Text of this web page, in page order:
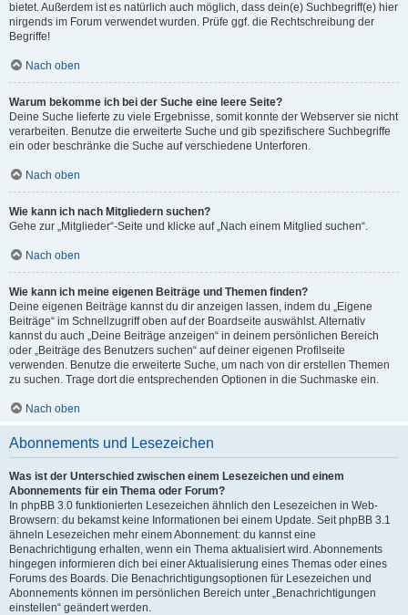
bietet. Außerdem ist es natürlich auch möglich, dass dein(e) Suchbegriff(e) hier
nirgends im Forum verwendet wurden. Prüfe ggf. die Rechtschreibung der
Begriffe!
Nach oben
Warum bekomme ich bei der Suche eine leere Seite?
Deine Suche lieferte zu viele Ergebnisse, somit konnte der Webserver sie nicht
verarbeiten. Benutze die erweiterte Suche und gib spezifischere Suchbegriffe
ein oder beschränke die Suche auf verschiedene Unterforen.
Nach oben
Wie kann ich nach Mitgliedern suchen?
Gehe zur „Mitglieder“-Seite und klicke auf „Nach einem Mitglied suchen“.
Nach oben
Wie kann ich meine eigenen Beiträge und Themen finden?
Deine eigenen Beiträge kannst du dir anzeigen lassen, indem du „Eigene
Beiträge“ im Schnellzugriff oben auf der Boardseite auswählst. Alternativ
kannst du auch „Deine Beiträge anzeigen“ in deinem persönlichen Bereich
oder „Beiträge des Benutzers suchen“ auf deiner eigenen Profilseite
verwenden. Benutze die erweiterte Suche, um nach von dir erstellen Themen
zu suchen. Trage dort die entsprechenden Optionen in die Suchmaske ein.
Nach oben
Abonnements und Lesezeichen
Was ist der Unterschied zwischen einem Lesezeichen und einem
Abonnements für ein Thema oder Forum?
In phpBB 3.0 funktionierten Lesezeichen ähnlich den Lesezeichen in Web-
Browsern: du bekamst keine Informationen bei einem Update. Seit phpBB 3.1
ähneln Lesezeichen mehr einem Abonnement: du kannst eine
Benachrichtigung erhalten, wenn ein Thema aktualisiert wird. Abonnements
hingegen informieren dich bei einer Aktualisierung eines Themas oder eines
Forums des Boards. Die Benachrichtigungsoptionen für Lesezeichen und
Abonnements können im persönlichen Bereich unter „Benachrichtigungen
einstellen“ geändert werden.